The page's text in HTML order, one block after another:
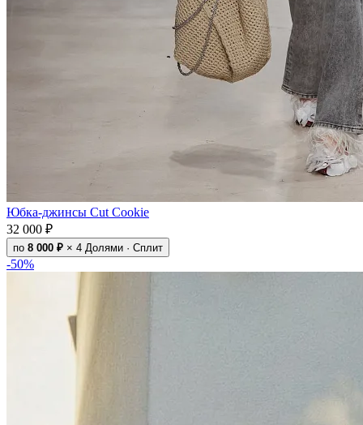
Юбка-джинсы Cut Cookie
32 000 ₽
по 8 000 ₽ × 4 Долями · Сплит
-50%